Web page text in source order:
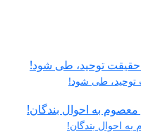
توحید، طی شود!
به احوال بندگان!